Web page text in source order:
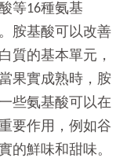
等16種氨基
胺基酸可以改善
質的基本單元，
果實成熟時，胺
些氨基酸可以在
要作用，例如谷
的鮮味和甜味。